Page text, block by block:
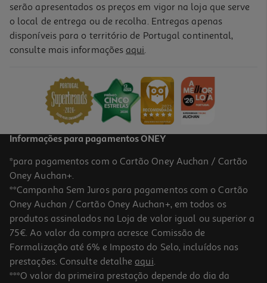
Refeições Smileat Bio Vitela Legumes 230gr
5.0
Refeições Smileat Bio Bacalhau Com Batata E Legumes 230gr
serão apresentados os preços em vigor na loja que serve
o local de entrega ou de recolha. Entregas apenas
disponíveis para o território de Portugal continental,
consulte mais informações aqui.
Informações para pagamentos ONEY
*para pagamentos com o Cartão Oney Auchan / Cartão
Oney Auchan+.
**Campanha Sem Juros para pagamentos com o Cartão
Oney Auchan / Cartão Oney Auchan+, em todos os
produtos assinalados na Loja de valor igual ou superior a
75€. Ao valor da compra acresce Comissão de
Formalização até 6% e Imposto do Selo, incluídos nas
prestações. Consulte detalhe aqui.
***O valor da primeira prestação depende do dia da